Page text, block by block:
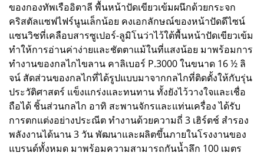
ของกองทัพเรืออิตาลี พื้นหน้าปัดเขียวเข้มผนึกด้วยกระจก
คริสตัลแซฟไฟร์นูนเล็กน้อย คงเอกลักษณ์ของหน้าปัดดีไซน์
แซนวิชที่เคลือบสารซูเปอร์-ลูมิโนว่าไว้ใต้พื้นหน้าปัดเขียวเข้ม
ทำให้การอ่านค่าง่ายและชัดตาแม้ในที่แสงน้อย มาพร้อมการ
ทำงานของกลไกไขลาน คาลิเบอร์ P.3000 ในขนาด 16 ½ ลิ
จน์ สัดส่วนของกลไกที่ได้รูปแบบมาจากกลไกที่ติดตั้งให้กับรุ่น
ประวัติศาสตร์ แข็งแกร่งและทนทาน ทั้งยังไว้วางใจและเชื่อ
ถือได้ ชิ้นส่วนกลไก อาทิ สะพานจักรและแท่นเครื่อง ได้รับ
การตกแต่งอย่างประณีต ทำงานด้วยความถี่ 3 เฮิร์ตช์ สำรอง
พลังงานได้นาน 3 วัน พัฒนาและผลิตขึ้นภายในโรงงานของ
แบรนด์ทั้งหมด มาพร้อมความสามารถกันน้ำลึก 100 เมตร